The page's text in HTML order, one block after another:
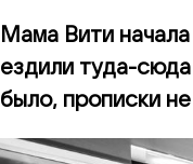
Мама Вити
ездили туда-
было, прописки